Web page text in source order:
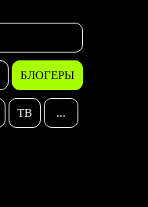
БЛОГЕРЫ
ТВ ...